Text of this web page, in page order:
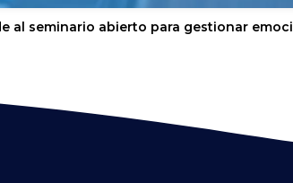
al seminario abierto para gestionar